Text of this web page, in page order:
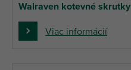
Walraven kotevné skrutky
Viac informácií